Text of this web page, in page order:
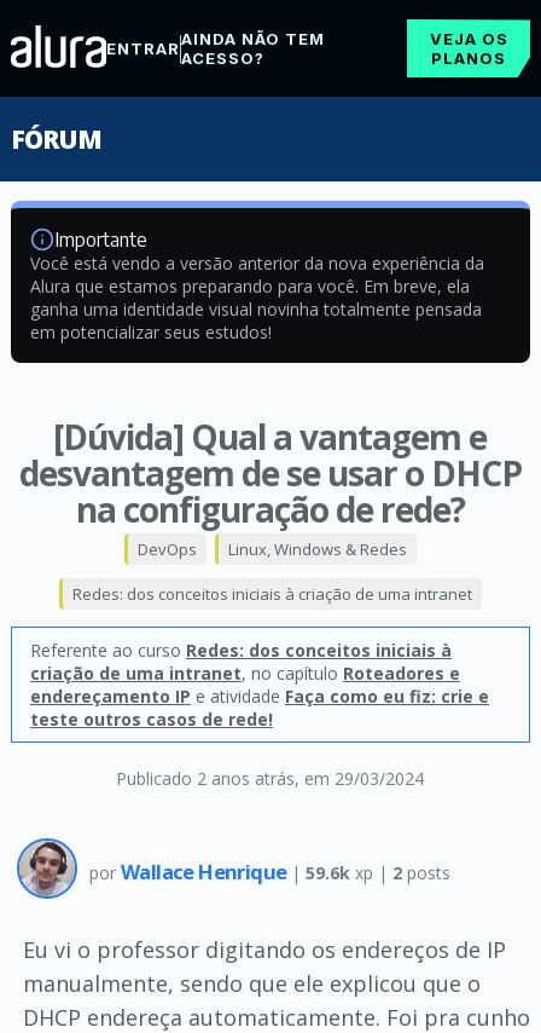
ENTRARAINDA NÃO TEM
ACESSO?
VEJA OS
PLANOS
FÓRUM
Importante
Você está vendo a versão anterior da nova experiência da
Alura que estamos preparando para você. Em breve, ela
ganha uma identidade visual novinha totalmente pensada
em potencializar seus estudos!
[Dúvida] Qual a vantagem e
desvantagem de se usar o DHCP
na configuração de rede?
Publicado 2 anos atrás, em 29/03/2024
DevOps Linux, Windows & Redes
Redes: dos conceitos iniciais à criação de uma intranet
Referente ao curso Redes: dos conceitos iniciais à
criação de uma intranet, no capítulo Roteadores e
endereçamento IP e atividade Faça como eu fiz: crie e
teste outros casos de rede!
por Wallace Henrique | 59.6k xp | 2posts
Eu vi o professor digitando os endereços de IP
manualmente, sendo que ele explicou que o
DHCP endereça automaticamente. Foi pra cunho